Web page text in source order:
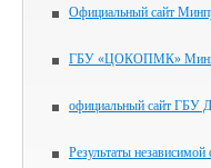
Официальный сайт
ГБУ «ЦОКОПМК»
официальный сайт
Результаты независимой